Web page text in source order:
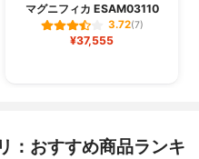
マグニフィカ ESAM03110
3.72(7)
¥37,555
：おすすめ商品ランキ